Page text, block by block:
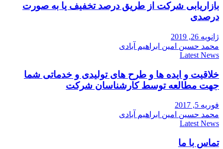
بازاریابی شرکت از طریق درصد تخفیف یا به صورت
درصدی
ژانویه 26, 2019
محمد حسین امین ابراهیم آبادی
Latest News
خلاقیت و ایده ها و طرح های تولیدی و خدماتی شما
جهت مطالعه توسط کارشناسان شرکت
فوریه 5, 2017
محمد حسین امین ابراهیم آبادی
Latest News
تماس با ما